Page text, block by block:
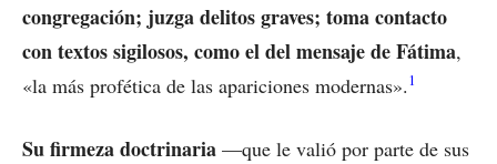
congregación; juzga delitos graves; toma contacto
con textos sigilosos, como el del mensaje de Fátima,
«la más profética de las apariciones modernas».1
Su firmeza doctrinaria —que le valió por parte de sus